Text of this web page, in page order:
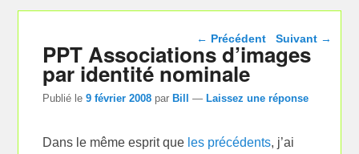
Navigation dans les
articles
← Précédent Suivant →
PPT Associations d’images
par identité nominale
Publié le9 février 2008 par Bill — Laissez une réponse
Dans le même esprit que les précédents, j’ai